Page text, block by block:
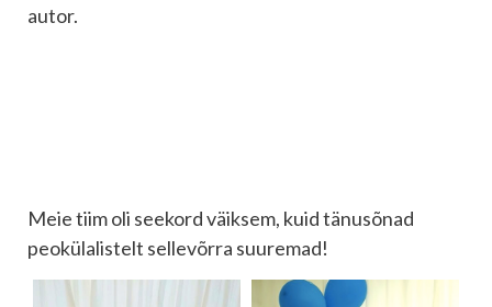
autor.
Meie tiim oli seekord väiksem, kuid tänusõnad
peokülalistelt sellevõrra suuremad!